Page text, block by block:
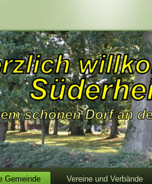
Gemeinde Vereine und Verbände